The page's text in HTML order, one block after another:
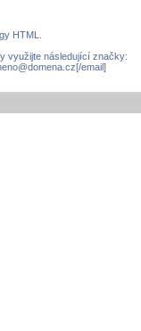
HTML.
využijte následující značky:
email]